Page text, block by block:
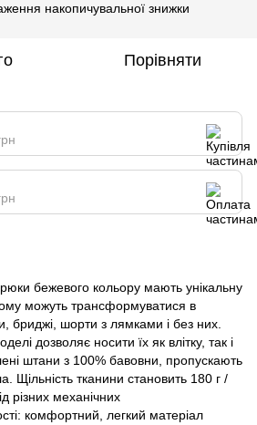
накопичувальної знижки
Порівняти
бежевого кольору мають унікальну
можуть трансформуватися в
бриджі, шорти з лямками і без них.
дозволяє носити їх як влітку, так і
штани з 100% бавовни, пропускають
Щільність тканини становить 180 г /
різних механічних
комфортний, легкий матеріал